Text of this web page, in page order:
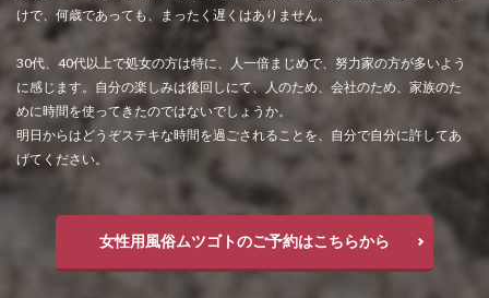
けで、何歳であっても、まったく遅くはありません。
30代、40代以上で処女の方は特に、人一倍まじめで、努力家の方が多いよう
に感じます。自分の楽しみは後回しにて、人のため、会社のため、家族のた
めに時間を使ってきたのではないでしょうか。
明日からはどうぞステキな時間を過ごされることを、自分で自分に許してあ
げてください。
女性用風俗ムツゴトのご予約はこちらから